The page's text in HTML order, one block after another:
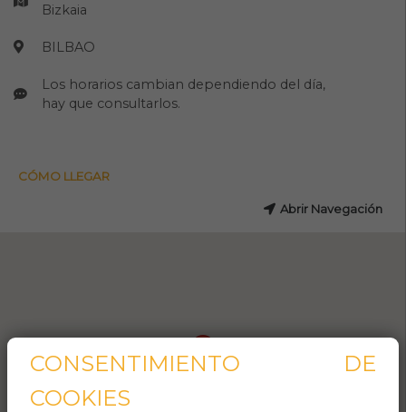
Bizkaia
BILBAO
Los horarios cambian dependiendo del día,
hay que consultarlos.
CÓMO LLEGAR
Abrir Navegación
CONSENTIMIENTO DE
COOKIES